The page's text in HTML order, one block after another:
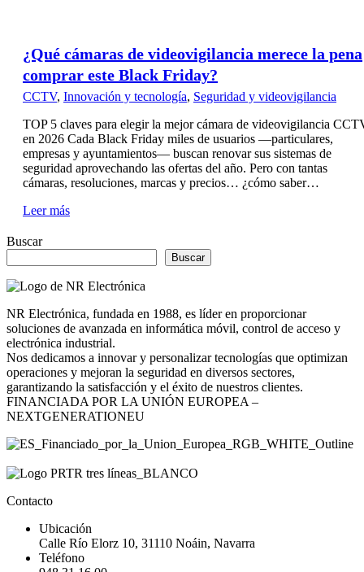
¿Qué cámaras de videovigilancia merece la pena
comprar este Black Friday?
CCTV, Innovación y tecnología, Seguridad y videovigilancia
TOP 5 claves para elegir la mejor cámara de videovigilancia
en 2026 Cada Black Friday miles de usuarios —particulares,
empresas y ayuntamientos— buscan renovar sus sistemas de
seguridad aprovechando las ofertas del año. Pero con tantas
cámaras, resoluciones, marcas y precios… ¿cómo saber…
Leer más
Buscar
Buscar
NR Electrónica, fundada en 1988, es líder en proporcionar
soluciones de avanzada en informática móvil, control de acceso y
electrónica industrial.
Nos dedicamos a innovar y personalizar tecnologías que optimizan
operaciones y mejoran la seguridad en diversos sectores,
garantizando la satisfacción y el éxito de nuestros clientes.
FINANCIADA POR LA UNIÓN EUROPEA –
NEXTGENERATIONEU
Contacto
Ubicación
Calle Río Elorz 10, 31110 Noáin, Navarra
Teléfono